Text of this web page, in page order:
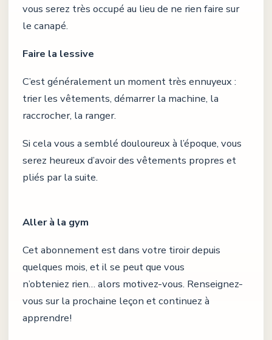
vous serez très occupé au lieu de ne rien faire sur
le canapé.
Faire la lessive
C’est généralement un moment très ennuyeux :
trier les vêtements, démarrer la machine, la
raccrocher, la ranger.
Si cela vous a semblé douloureux à l’époque, vous
serez heureux d’avoir des vêtements propres et
pliés par la suite.
Aller à la gym
Cet abonnement est dans votre tiroir depuis
quelques mois, et il se peut que vous
n’obteniez rien… alors motivez-vous. Renseignez-
vous sur la prochaine leçon et continuez à
apprendre!